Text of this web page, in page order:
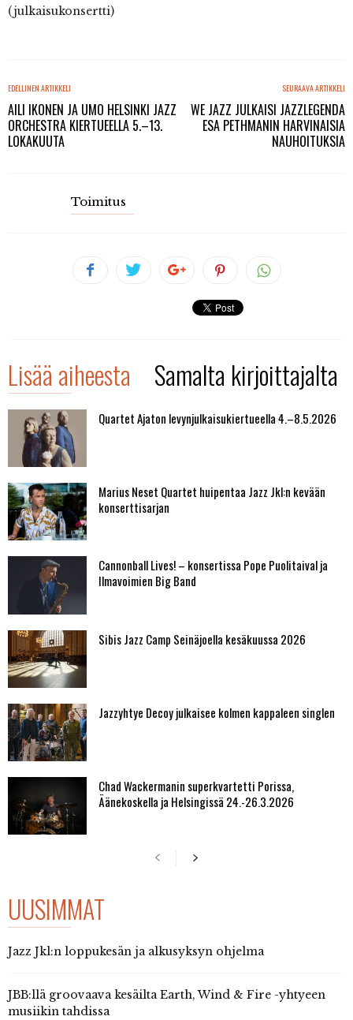
(julkaisukonsertti)
EDELLINEN ARTIKKELI
AILI IKONEN JA UMO HELSINKI JAZZ
ORCHESTRA KIERTUEELLA 5.–13.
LOKAKUUTA
SEURAAVA ARTIKKELI
WE JAZZ JULKAISI JAZZLEGENDA
ESA PETHMANIN HARVINAISIA
NAUHOITUKSIA
Toimitus
Lisää aiheesta Samalta kirjoittajalta
Quartet Ajaton levynjulkaisukiertueella 4.–8.5.2026
Marius Neset Quartet huipentaa Jazz Jkl:n kevään
konserttisarjan
Cannonball Lives! – konsertissa Pope Puolitaival ja
Ilmavoimien Big Band
Sibis Jazz Camp Seinäjoella kesäkuussa 2026
Jazzyhtye Decoy julkaisee kolmen kappaleen singlen
Chad Wackermanin superkvartetti Porissa,
Äänekoskella ja Helsingissä 24.-26.3.2026
UUSIMMAT
Jazz Jkl:n loppukesän ja alkusyksyn ohjelma
JBB:llä groovaava kesäilta Earth, Wind & Fire -yhtyeen
musiikin tahdissa